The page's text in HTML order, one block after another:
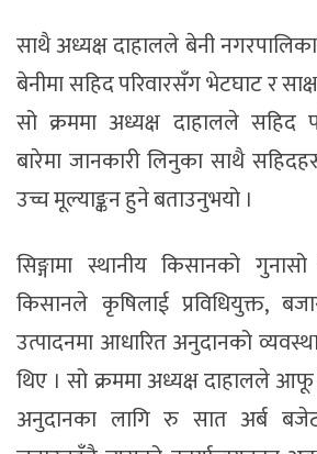
साथै अध्यक्ष दाहालले बेनी
बेनीमा सहिद परिवारसँग भेटघाट र
सो क्रममा अध्यक्ष दाहालले सहिद
बारेमा जानकारी लिनुका साथै
उच्च मूल्याङ्कन हुने बताउनुभयो ।
सिङ्गामा स्थानीय किसानको
किसानले कृषिलाई प्रविधियुक्त,
उत्पादनमा आधारित अनुदानको
थिए । सो क्रममा अध्यक्ष दाहालले आफू
अनुदानका लागि रु सात अर्ब